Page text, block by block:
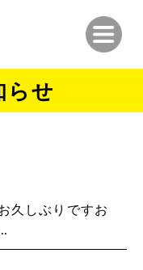
らせ
久しぶりです️お